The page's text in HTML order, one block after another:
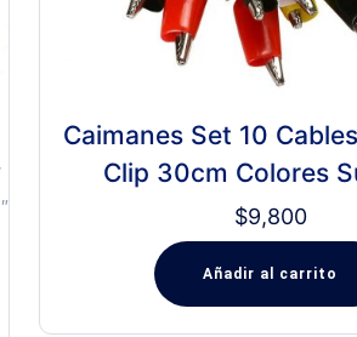
Caimanes Set 10
Clip 30cm Colores
$9,800
Añadir al carrito